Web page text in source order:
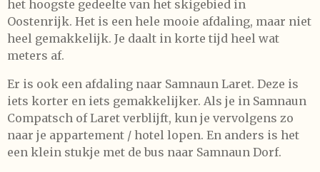
het hoogste gedeelte van het skigebied in
Oostenrijk. Het is een hele mooie afdaling, maar niet
heel gemakkelijk. Je daalt in korte tijd heel wat
meters af.
Er is ook een afdaling naar Samnaun Laret. Deze is
iets korter en iets gemakkelijker. Als je in Samnaun
Compatsch of Laret verblijft, kun je vervolgens zo
naar je appartement / hotel lopen. En anders is het
een klein stukje met de bus naar Samnaun Dorf.